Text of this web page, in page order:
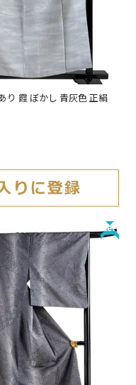
り 霞 ぼかし 青灰色 正絹
New